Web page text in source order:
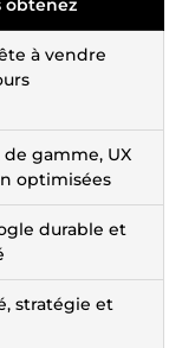
obtenez
à vendre
gamme, UX
optimisées
durable et
stratégie et